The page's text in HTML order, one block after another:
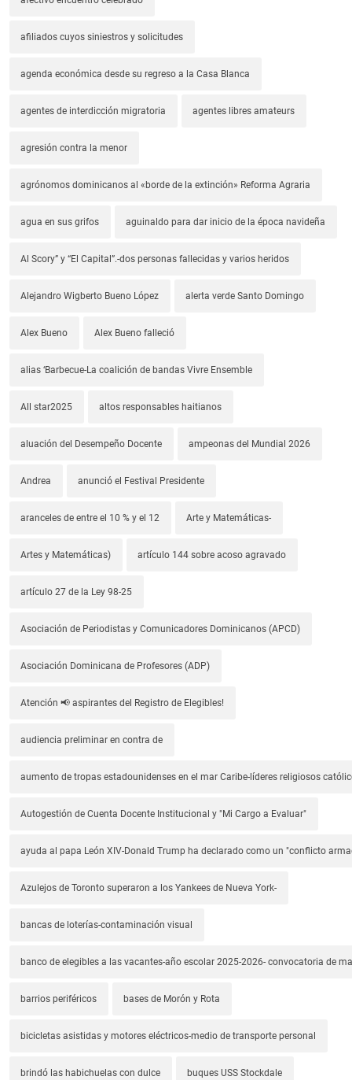
afiliados cuyos siniestros y solicitudes
agenda económica desde su regreso a la Casa Blanca
agentes de interdicción migratoria agentes libres amateurs
agresión contra la menor
agrónomos dominicanos al «borde de la extinción» Reforma Agraria
agua en sus grifos aguinaldo para dar inicio de la época navideña
Al Scory” y “El Capital”.-dos personas fallecidas y varios heridos
Alejandro Wigberto Bueno López alerta verde Santo Domingo
Alex Bueno Alex Bueno falleció
alias ‘Barbecue-La coalición de bandas Vivre Ensemble
All star2025 altos responsables haitianos
aluación del Desempeño Docente ampeonas del Mundial 2026
Andrea anunció el Festival Presidente
aranceles de entre el 10 % y el 12 Arte y Matemáticas-
Artes y Matemáticas) artículo 144 sobre acoso agravado
artículo 27 de la Ley 98-25
Asociación de Periodistas y Comunicadores Dominicanos (APCD)
Asociación Dominicana de Profesores (ADP)
Atención 📢 aspirantes del Registro de Elegibles!
audiencia preliminar en contra de
aumento de tropas estadounidenses en el mar Caribe-líderes religiosos
Autogestión de Cuenta Docente Institucional y "Mi Cargo a Evaluar"
ayuda al papa León XIV-Donald Trump ha declarado como un "conflicto
Azulejos de Toronto superaron a los Yankees de Nueva York-
bancas de loterías-contaminación visual
banco de elegibles a las vacantes-año escolar 2025-2026- convocatoria de
barrios periféricos bases de Morón y Rota
bicicletas asistidas y motores eléctricos-medio de transporte personal
brindó las habichuelas con dulce buques USS Stockdale